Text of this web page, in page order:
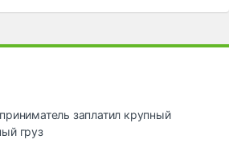
заплатил крупный
груз